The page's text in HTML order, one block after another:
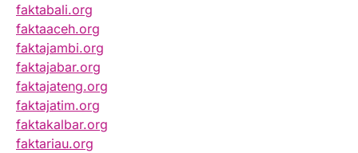
faktabali.org
faktaaceh.org
faktajambi.org
faktajabar.org
faktajateng.org
faktajatim.org
faktakalbar.org
faktariau.org